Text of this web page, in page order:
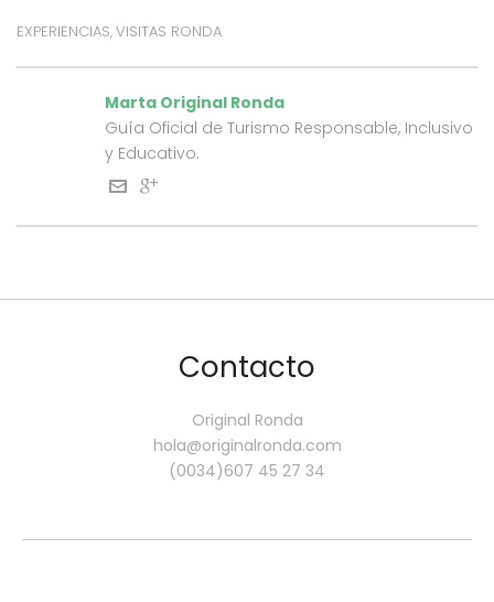
EXPERIENCIAS,VISITAS RONDA
Marta Original Ronda
Guía Oficial de Turismo Responsable, Inclusivo
y Educativo.
Contacto
Original Ronda
hola@originalronda.com
(0034)607 45 27 34